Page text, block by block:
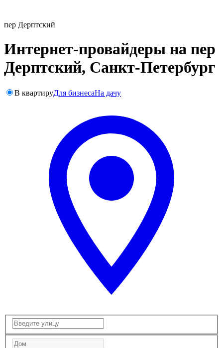
пер Дерптский
Интернет-провайдеры на пер
Дерптский, Санкт-Петербург
В квартируДля бизнесаНа дачу